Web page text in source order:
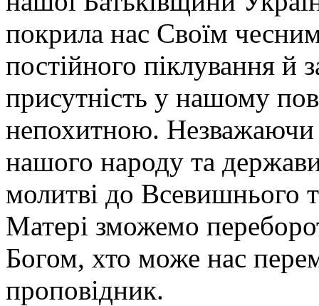
покрила нас Своїм
постійного піклування й
присутність у нашому
непохитною. Незважаючи
нашого народу та
молитві до Всевишнього
Матері зможемо
Богом, хто може нас
проповідник.